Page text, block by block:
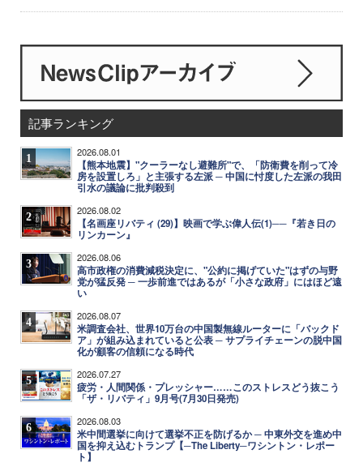
記事ランキング
1 2026.08.01
【熊本地震】"クーラーなし避難所"で、「防衛費を削って冷
房を設置しろ」と主張する左派 ─ 中国に忖度した左派の我田
引水の議論に批判殺到
2 2026.08.02
【名画座リバティ (29)】映画で学ぶ偉人伝(1)──『若き日の
リンカーン』
3 2026.08.06
高市政権の消費減税決定に、"公約に掲げていた"はずの与野
党が猛反発 ─ 一歩前進ではあるが「小さな政府」にはほど遠
い
4 2026.08.07
米調査会社、世界10万台の中国製無線ルーターに「バックド
ア」が組み込まれていると公表 ─ サプライチェーンの脱中国
化が顧客の信頼になる時代
5 2026.07.27
疲労・人間関係・プレッシャー……このストレスどう抜こう
「ザ・リバティ」9月号(7月30日発売)
6 2026.08.03
米中間選挙に向けて選挙不正を防げるか ─ 中東外交を進め中
国を抑え込むトランプ【─The Liberty─ワシントン・レポー
ト】